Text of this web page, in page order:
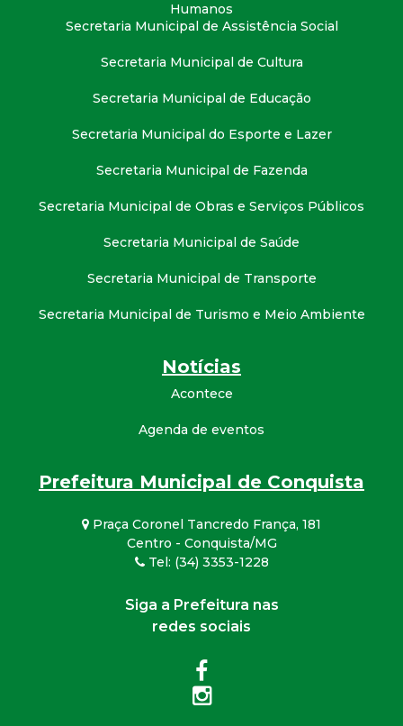
Humanos
Secretaria Municipal de Assistência Social
Secretaria Municipal de Cultura
Secretaria Municipal de Educação
Secretaria Municipal do Esporte e Lazer
Secretaria Municipal de Fazenda
Secretaria Municipal de Obras e Serviços Públicos
Secretaria Municipal de Saúde
Secretaria Municipal de Transporte
Secretaria Municipal de Turismo e Meio Ambiente
Notícias
Acontece
Agenda de eventos
Prefeitura Municipal de Conquista
Praça Coronel Tancredo França, 181
Centro - Conquista/MG
Tel: (34) 3353-1228
Siga a Prefeitura nas
redes sociais